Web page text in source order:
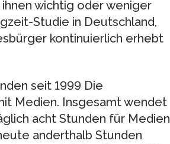
wichtig oder weniger
Studie in Deutschland,
kontinuierlich erhebt
seit 1999 Die
Medien. Insgesamt wendet
acht Stunden für Medien
anderthalb Stunden